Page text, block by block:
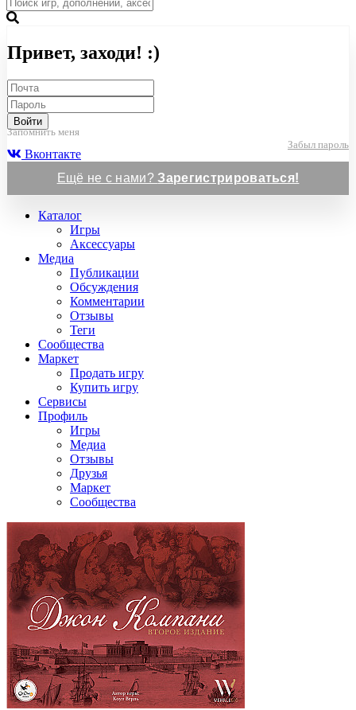
Привет, заходи! :)
Войти
Запомнить меня
Забыл пароль
Вконтакте
Ещё не с нами?Зарегистрироваться!
Каталог
Игры
Аксессуары
Медиа
Публикации
Обсуждения
Комментарии
Отзывы
Теги
Сообщества
Маркет
Продать игру
Купить игру
Сервисы
Профиль
Игры
Медиа
Отзывы
Друзья
Маркет
Сообщества